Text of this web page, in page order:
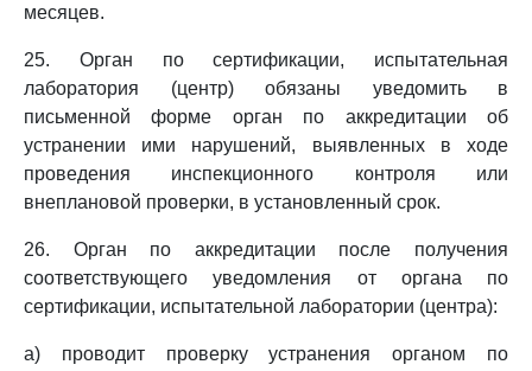
месяцев.
25. Орган по сертификации, испытательная
лаборатория (центр) обязаны уведомить в
письменной форме орган по аккредитации об
устранении ими нарушений, выявленных в ходе
проведения инспекционного контроля или
внеплановой проверки, в установленный срок.
26. Орган по аккредитации после получения
соответствующего уведомления от органа по
сертификации, испытательной лаборатории (центра):
а) проводит проверку устранения органом по